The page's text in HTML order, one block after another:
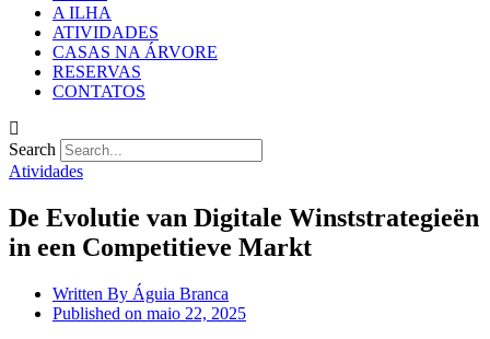
A ILHA
ATIVIDADES
CASAS NA ÁRVORE
RESERVAS
CONTATOS
Search
Atividades
De Evolutie van Digitale Winststrategieën
in een Competitieve Markt
Written By Águia Branca
Published on maio 22, 2025